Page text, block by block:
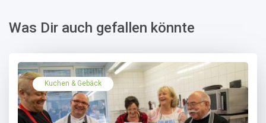
Was Dir auch gefallen könnte
Kuchen & Gebäck